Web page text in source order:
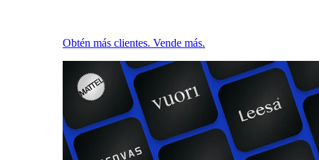
Obtén más clientes. Vende más.